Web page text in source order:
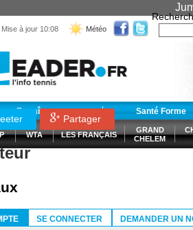
Mise à jour 10:08 Météo
Entraînement Santé Forme
WTA LES FRANÇAIS
GRAND
CHELEM
Partager
SE CONNECTER DEMANDER UN